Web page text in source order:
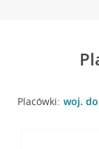
Placówki: woj.